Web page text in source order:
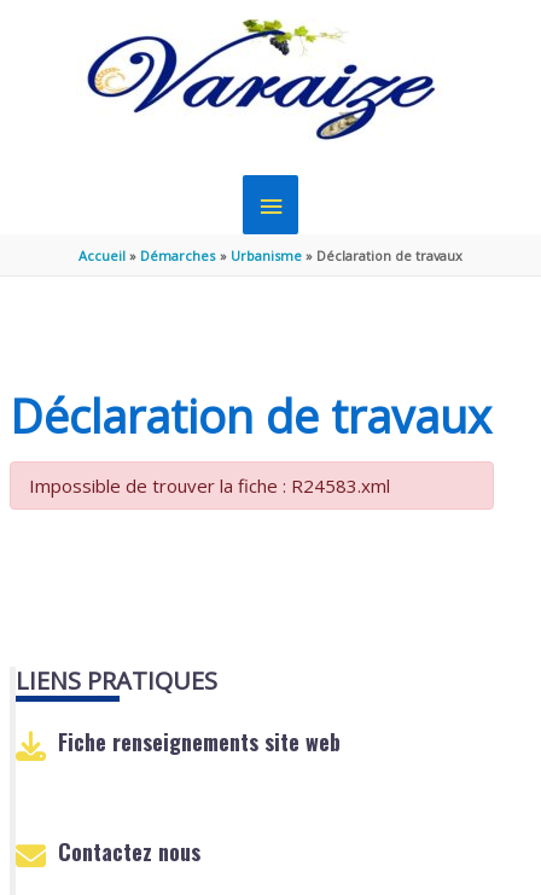
MENU
PRINCIPAL
Accueil Démarches Urbanisme Déclaration de travaux
Déclaration de travaux
Impossible de trouver la fiche : R24583.xml
LIENS PRATIQUES
Fiche renseignements site web
Contactez nous